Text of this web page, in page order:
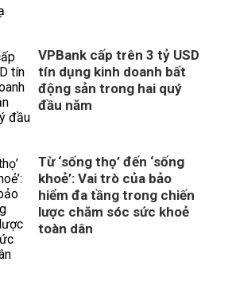
VPBank cấp trên 3 tỷ USD
tín dụng kinh doanh bất
động sản trong hai quý
đầu năm
Từ ‘sống thọ’ đến ‘sống
khoẻ’: Vai trò của bảo
hiểm đa tầng trong chiến
lược chăm sóc sức khoẻ
toàn dân